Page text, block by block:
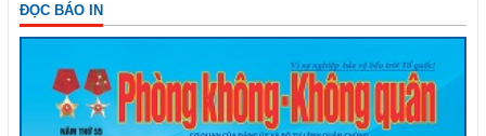
ĐỌC BÁO IN